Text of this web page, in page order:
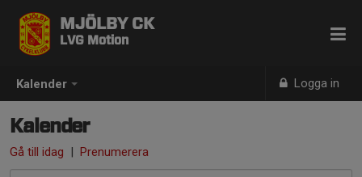
Kalender Logga in
MJÖLBY CK
LVG Motion
Kalender
Gå till idag | Prenumerera